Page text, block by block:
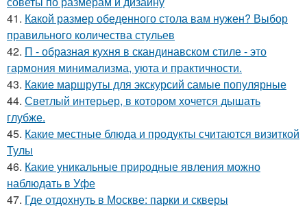
41. Какой размер обеденного стола вам нужен? Выбор
правильного количества стульев
42. П - образная кухня в скандинавском стиле - это
гармония минимализма, уюта и практичности.
43. Какие маршруты для экскурсий самые популярные
44. Светлый интерьер, в котором хочется дышать
глубже.
45. Какие местные блюда и продукты считаются визиткой
Тулы
46. Какие уникальные природные явления можно
наблюдать в Уфе
47. Где отдохнуть в Москве: парки и скверы